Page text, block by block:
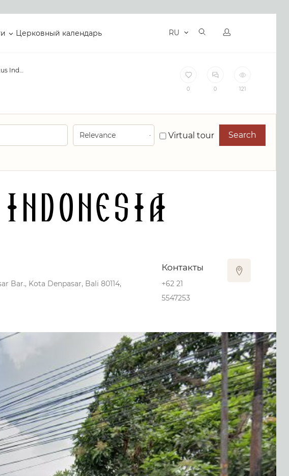
Церковный календарь RU
Gereja Kristus Indonesia
0 0 121
Virtual tour Search
Bar., Kota Denpasar, Bali 80114,
Контакты
+62 21
5547253